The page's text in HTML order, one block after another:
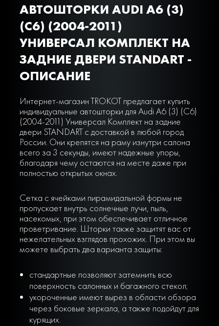
АВТОШТОРКИ AUDI A6 (3)
(C6) (2004-2011)
УНИВЕРСАЛ КОМПЛЕКТ НА
ЗАДНИЕ ДВЕРИ STANDART -
ОПИСАНИЕ
Интернет-магазин TROKOT предлагает купить
индивидуальные автошторки для Audi A6 (3) (C6)
(2004-2011) Универсал Комплект на задние
двери STANDART с доставкой в любой город
России. Они крепятся на раму изнутри салона
всего за 3 секунды, имеют надежные упоры,
благодаря чему остаются на месте даже при
полностью открытых окнах.
Сетка с ячейками пирамидальной формы не
пропускает внутрь солнечные лучи, пыль,
насекомых, при этом обеспечивает отличное
проветривание. Шторки также защитят вас от
нежелательных взглядов прохожих. При этом вы
можете выбрать два варианта защиты:
стандартные позволяют затемнить всю
поверхность салонных и багажного стекол;
укороченные имеют вырез в области обзора
через боковые зеркала, а также подойдут для
курящих.